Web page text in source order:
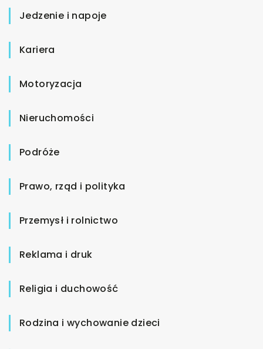
Jedzenie i napoje
Kariera
Motoryzacja
Nieruchomości
Podróże
Prawo, rząd i polityka
Przemysł i rolnictwo
Reklama i druk
Religia i duchowość
Rodzina i wychowanie dzieci